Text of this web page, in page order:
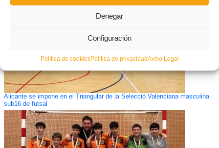
Denegar
Configuración
Política de cookiesPolítica de privacidadAviso Legal
Alicante se impone en el Triangular de la Selecció Valenciana masculina
sub16 de futsal